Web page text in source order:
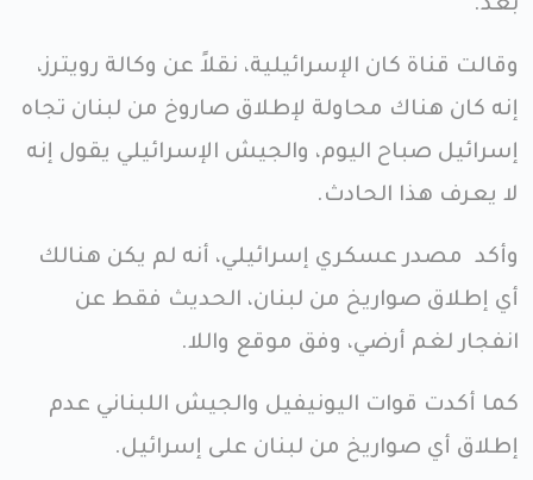
بعد.
وقالت قناة كان الإسرائيلية، نقلاً عن وكالة رويترز،
إنه كان هناك محاولة لإطلاق صاروخ من لبنان تجاه
إسرائيل صباح اليوم، والجيش الإسرائيلي يقول إنه
لا يعرف هذا الحادث.
وأكد مصدر عسكري إسرائيلي، أنه لم يكن هنالك
أي إطلاق صواريخ من لبنان، الحديث فقط عن
انفجار لغم أرضي، وفق موقع واللا.
كما أكدت قوات اليونيفيل والجيش اللبناني عدم
إطلاق أي صواريخ من لبنان على إسرائيل.